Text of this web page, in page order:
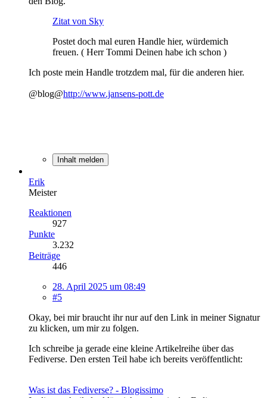
Zitat von Sky
Postet doch mal euren Handle hier, würdemich
freuen. ( Herr Tommi Deinen habe ich schon )
Ich poste mein Handle trotzdem mal, für die anderen hier.
@blog@http://www.jansens-pott.de
Inhalt melden
Erik
Meister
Reaktionen
927
Punkte
3.232
Beiträge
446
28. April 2025 um 08:49
#5
Okay, bei mir braucht ihr nur auf den Link in meiner Signatur
zu klicken, um mir zu folgen.
Ich schreibe ja gerade eine kleine Artikelreihe über das
Fediverse. Den ersten Teil habe ich bereits veröffentlicht:
Was ist das Fediverse? - Blogissimo